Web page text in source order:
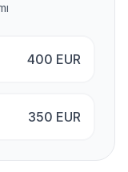
400 EUR
350 EUR